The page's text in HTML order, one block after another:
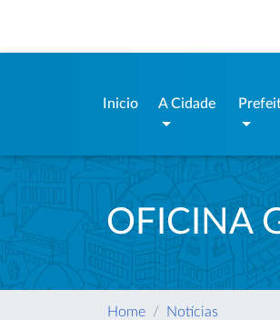
Inicio A Cidade
OFICINA
Home Notícias